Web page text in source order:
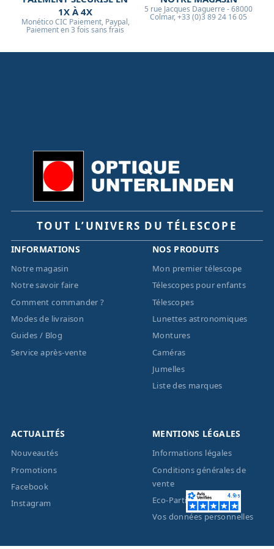
1X À 4X
Monético CIC Paiement, Paypal,
Paiement en 3 fois sans frais
5 rue Jacques Daguerre - 68000
Colmar, +33 (0)3 89 24 16 05
TOUT L’UNIVERS DU TÉLESCOPE
INFORMATIONS
Notre magasin
Notre savoir faire
Comment commander ?
Modes de livraison
Guides / Blog
Service après-vente
NOS PRODUITS
Mon premier télescope
Télescopes pour enfants
Télescopes
Lunettes astronomiques
Montures
Caméras
Jumelles
Liste des marques
ACTUALITÉS
Nouveautés
Promotions
Facebook
Instagram
MENTIONS LÉGALES
Informations légales
Conditions générales de
vente
Eco-Participation
Vos données personnelles